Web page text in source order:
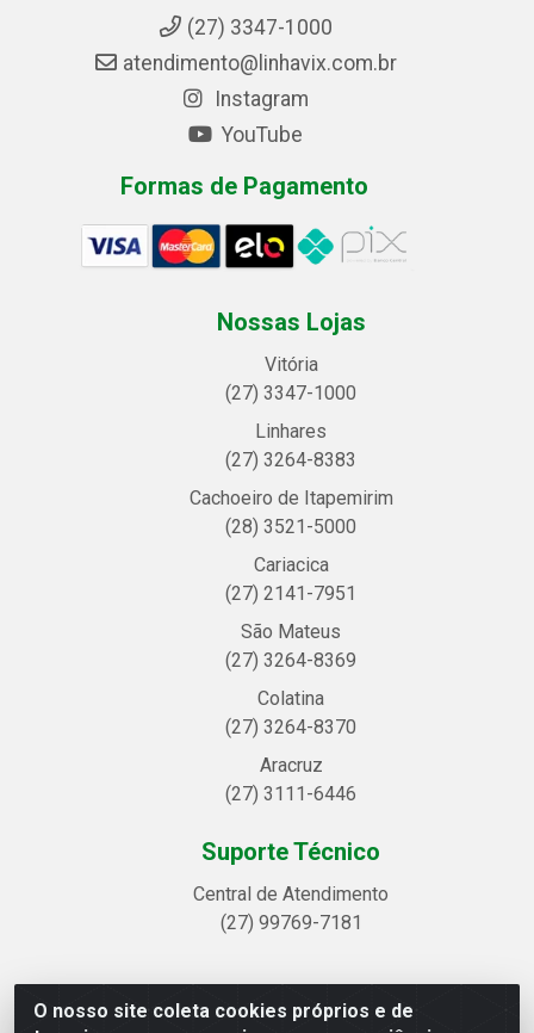
O nosso site coleta cookies próprios e de
(27) 3347-1000
atendimento@linhavix.com.br
Instagram
YouTube
Formas de Pagamento
Nossas Lojas
Vitória
(27) 3347-1000
Linhares
(27) 3264-8383
Cachoeiro de Itapemirim
(28) 3521-5000
Cariacica
(27) 2141-7951
São Mateus
(27) 3264-8369
Colatina
(27) 3264-8370
Aracruz
(27) 3111-6446
Suporte Técnico
Central de Atendimento
(27) 99769-7181
Linhavix Distribuidora LTDA - Avenida Alegre, 2521 -